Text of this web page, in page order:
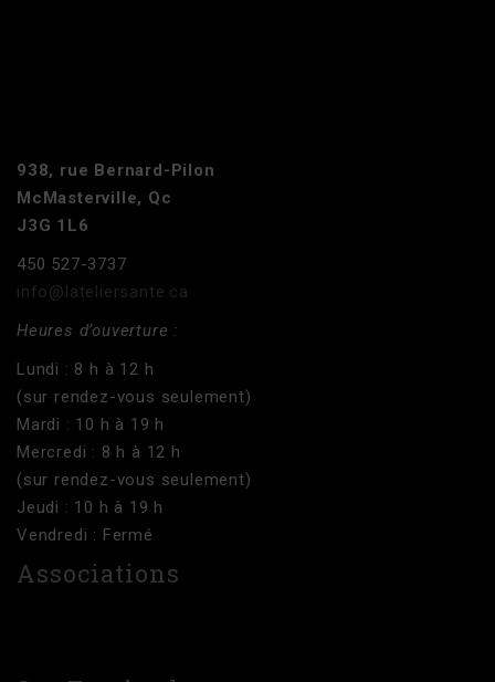
938, rue Bernard-Pilon
McMasterville, Qc
J3G 1L6
450 527-3737
info@lateliersante.ca
Heures d’ouverture :
Lundi : 8 h à 12 h
(sur rendez-vous seulement)
Mardi : 10 h à 19 h
Mercredi : 8 h à 12 h
(sur rendez-vous seulement)
Jeudi : 10 h à 19 h
Vendredi : Fermé
Associations